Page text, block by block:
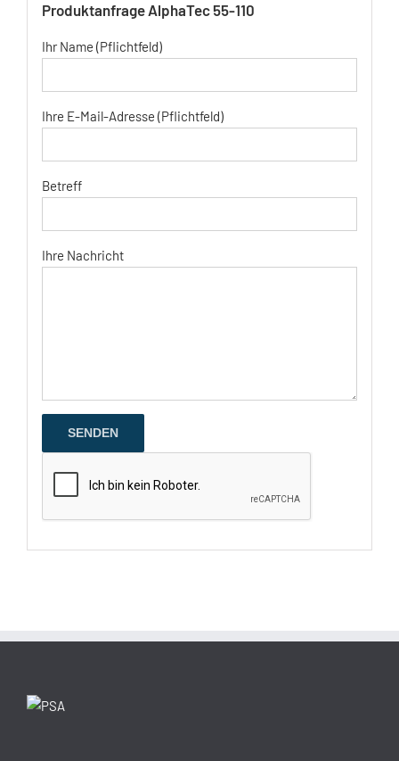
Produktanfrage AlphaTec 55-110
Ihr Name (Pflichtfeld)
Ihre E-Mail-Adresse (Pflichtfeld)
Betreff
Ihre Nachricht